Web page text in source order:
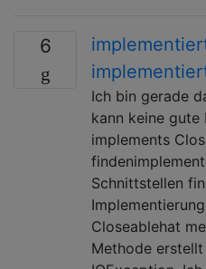
6
Ich bin gerade
kann keine gute
implements
Schnittstellen
Closeablehat
Methode